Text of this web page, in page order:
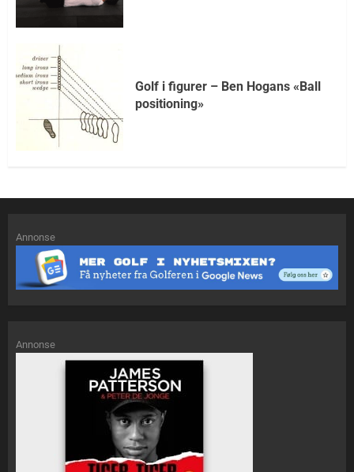
Golf i figurer – Ben Hogans «Ball
positioning»
Annonse
Annonse